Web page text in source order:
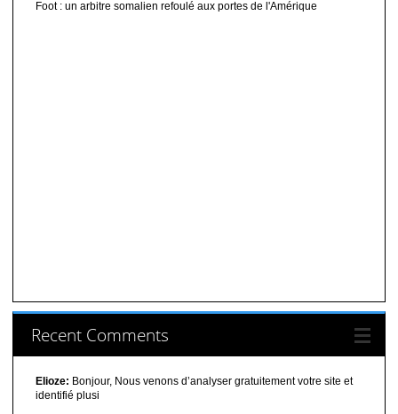
Foot : un arbitre somalien refoulé aux portes de l'Amérique
Recent Comments
Elioze: Bonjour, Nous venons d’analyser gratuitement votre site et
identifié plusi